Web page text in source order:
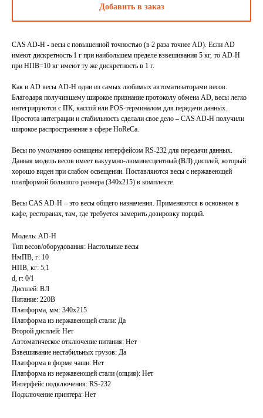
Добавить в заказ
CAS AD-H - весы с повышенной точностью (в 2 раза точнее AD). Если AD
имеют дискретность 1 г при наибольшем пределе взвешивания 5 кг, то AD-H
при НПВ=10 кг имеют ту же дискретность в 1 г.
Как и AD весы AD-H одни из самых любимых автоматизаторами весов.
Благодаря получившему широкое признание протоколу обмена AD, весы легко
интегрируются с ПК, кассой или POS-терминалом для передачи данных.
Простота интеграции и стабильность сделали свое дело – CAS AD-H получили
широкое распространение в сфере HoReCa.
Весы по умолчанию оснащены интерфейсом RS-232 для передачи данных.
Данная модель весов имеет вакуумно-люминесцентный (ВЛ) дисплей, который
хорошо виден при слабом освещении. Поставляются весы с нержавеющей
платформой большого размера (340х215) в комплекте.
Весы CAS AD-H – это весы общего назначения. Применяются в основном в
кафе, ресторанах, там, где требуется замерить дозировку порций.
Модель: AD-H
Тип весов/оборудования: Настольные весы
НмПВ, г: 10
НПВ, кг: 5,1
d, г: 0/1
Дисплей: ВЛ
Питание: 220В
Платформа, мм: 340х215
Платформа из нержавеющей стали: Да
Второй дисплей: Нет
Автоматическое отключение питания: Нет
Взвешивание нестабильных грузов: Да
Платформа в форме чаши: Нет
Платформа из нержавеющей стали (опция): Нет
Интерфейс подключения: RS-232
Подключение принтера: Нет